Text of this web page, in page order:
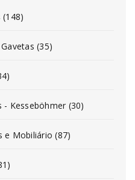
(148)
(35)
- Kesseböhmer (30)
e Mobiliário (87)